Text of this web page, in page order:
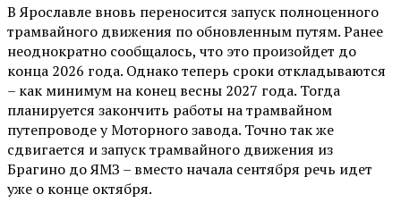
В Ярославле вновь переносится запуск полноценного
трамвайного движения по обновленным путям. Ранее
неоднократно сообщалось, что это произойдет до
конца 2026 года. Однако теперь сроки откладываются
– как минимум на конец весны 2027 года. Тогда
планируется закончить работы на трамвайном
путепроводе у Моторного завода. Точно так же
сдвигается и запуск трамвайного движения из
Брагино до ЯМЗ – вместо начала сентября речь идет
уже о конце октября.